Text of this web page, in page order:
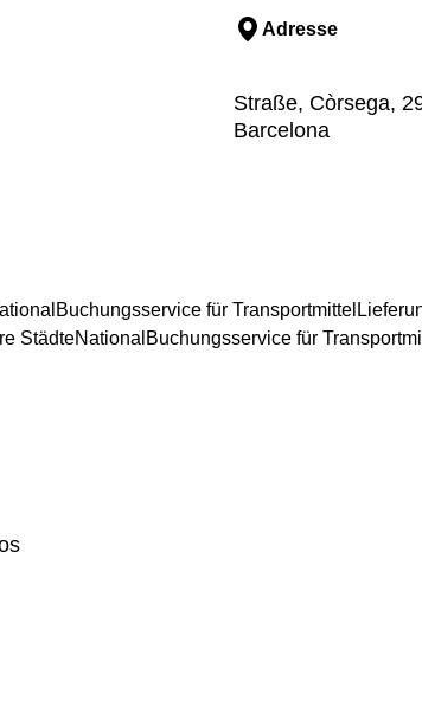
Adresse
Straße, Còrsega,
Barcelona
Buchungsservice für Transportmittel
StädteNational Buchungsservice für